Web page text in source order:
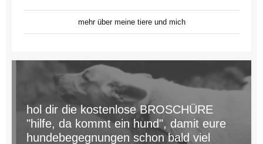
mehr über meine tiere und mich
hol dir die kostenlose BROSCHÜRE
"hilfe, da kommt ein hund", damit eure
hundebegegnungen schon bald viel